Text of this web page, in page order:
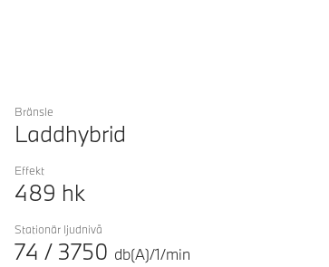
Bränsle
Laddhybrid
Effekt
489 hk
Stationär ljudnivå
74 / 3750 db(A)/1/min